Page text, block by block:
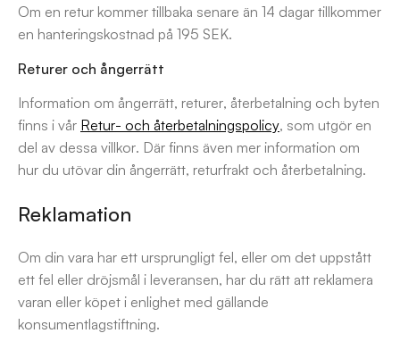
Om en retur kommer tillbaka senare än 14 dagar tillkommer
en hanteringskostnad på 195 SEK.
Returer och ångerrätt
Information om ångerrätt, returer, återbetalning och byten
finns i vår Retur- och återbetalningspolicy, som utgör en
del av dessa villkor. Där finns även mer information om
hur du utövar din ångerrätt, returfrakt och återbetalning.
Reklamation
Om din vara har ett ursprungligt fel, eller om det uppstått
ett fel eller dröjsmål i leveransen, har du rätt att reklamera
varan eller köpet i enlighet med gällande
konsumentlagstiftning.